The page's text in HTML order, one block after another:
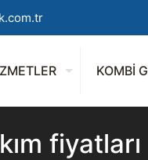
KOMBİ
fiyatları